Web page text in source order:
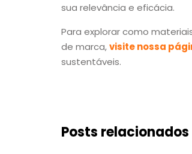
sua relevância e eficácia.
Para explorar como
de marca,visite nossa
sustentáveis.
Posts relacionados